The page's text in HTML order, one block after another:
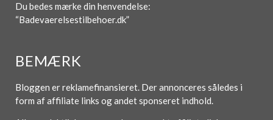
Du bedes mærke din henvendelse:
“Badevaerelsestilbehoer.dk”
BEMÆRK
Bloggen er reklamefinansieret. Der annonceres således i
form af affiliate links og andet sponseret indhold.